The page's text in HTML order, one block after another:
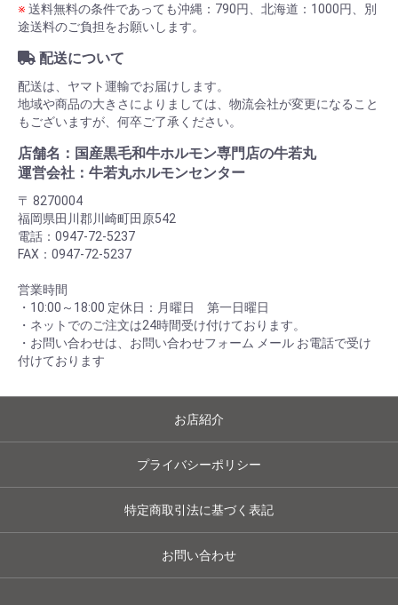
※ 送料無料の条件であっても沖縄：790円、北海道：1000円、別
途送料のご負担をお願いします。
配送について
配送は、ヤマト運輸でお届けします。
地域や商品の大きさによりましては、物流会社が変更になること
もございますが、何卒ご了承ください。
店舗名：国産黒毛和牛ホルモン専門店の牛若丸
運営会社：牛若丸ホルモンセンター
〒 8270004
福岡県田川郡川崎町田原542
電話：0947-72-5237
FAX：0947-72-5237
営業時間
・10:00～18:00 定休日：月曜日 第一日曜日
・ネットでのご注文は24時間受け付けております。
・お問い合わせは、お問い合わせフォーム メール お電話で受け
付けております
お店紹介
プライバシーポリシー
特定商取引法に基づく表記
お問い合わせ